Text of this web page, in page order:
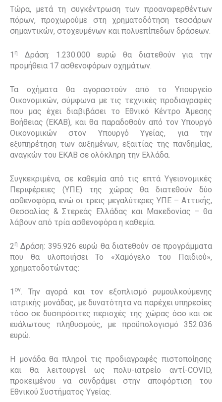
Τώρα, μετά τη συγκέντρωση των προαναφερθέντων
πόρων, προχωρούμε στη χρηματοδότηση τεσσάρων
σημαντικών, στοχευμένων και πολυεπίπεδων δράσεων.
1 η
Δράση: 1.230.000 ευρώ θα διατεθούν για την
προμήθεια 17 ασθενοφόρων οχημάτων.
Τα οχήματα θα αγοραστούν από το Υπουργείο
Οικονομικών, σύμφωνα με τις τεχνικές προδιαγραφές
που μας έχει διαβιβάσει το Εθνικό Κέντρο Άμεσης
Βοήθειας (ΕΚΑΒ), και θα παραδοθούν από τον Υπουργό
Οικονομικών στον Υπουργό Υγείας, για την
εξυπηρέτηση των αυξημένων, εξαιτίας της πανδημίας,
αναγκών του ΕΚΑΒ σε ολόκληρη την Ελλάδα.
Συγκεκριμένα, σε καθεμία από τις επτά Υγειονομικές
Περιφέρειες (ΥΠΕ) της χώρας θα διατεθούν δύο
ασθενοφόρα, ενώ οι τρεις μεγαλύτερες ΥΠΕ – Αττικής,
Θεσσαλίας & Στερεάς Ελλάδας και Μακεδονίας – θα
λάβουν από τρία ασθενοφόρα η καθεμία.
2η Δράση: 395.926 ευρώ θα διατεθούν σε προγράμματα
που θα υλοποιήσει Το «Χαμόγελο του Παιδιού»,
χρηματοδοτώντας:
1 ον. Την αγορά και τον εξοπλισμό ρυμουλκούμενης
ιατρικής μονάδας, με δυνατότητα να παρέχει υπηρεσίες
τόσο σε δυσπρόσιτες περιοχές της χώρας όσο και σε
ευάλωτους πληθυσμούς, με προϋπολογισμό 352.036
ευρώ.
Η μονάδα θα πληροί τις προδιαγραφές πιστοποίησης
και θα λειτουργεί ως πολυ-ιατρείο αντί-COVID,
προκειμένου να συνδράμει στην αποφόρτιση του
Εθνικού Συστήματος Υγείας.